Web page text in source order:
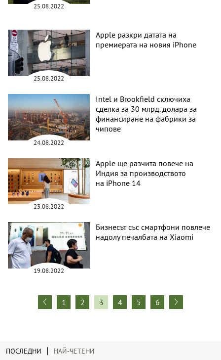
25.08.2022
25.08.2022
Apple разкри датата на
премиерата на новия iPhone
24.08.2022
Intel и Brookfield сключиха
сделка за 30 млрд. долара за
финансиране на фабрики за
чипове
23.08.2022
Apple ще разчита повече на
Индия за производството
на iPhone 14
19.08.2022
Бизнесът със смартфони повлече
надолу печалбата на Xiaomi
1 2 3 4 5 6
ПОСЛЕДНИ НАЙ-ЧЕТЕНИ